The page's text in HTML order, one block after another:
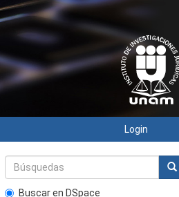
Login
Buscar en DSpace